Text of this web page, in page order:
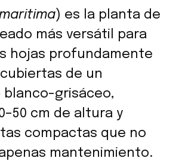
) es la planta de
más versátil para
hojas profundamente
de un
blanco-grisáceo,
cm de altura y
compactas que no
mantenimiento.